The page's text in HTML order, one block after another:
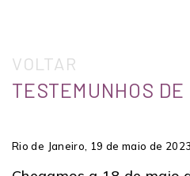
VOLTAR
TESTEMUNHOS DE
Rio de Janeiro, 19 de maio de 2023